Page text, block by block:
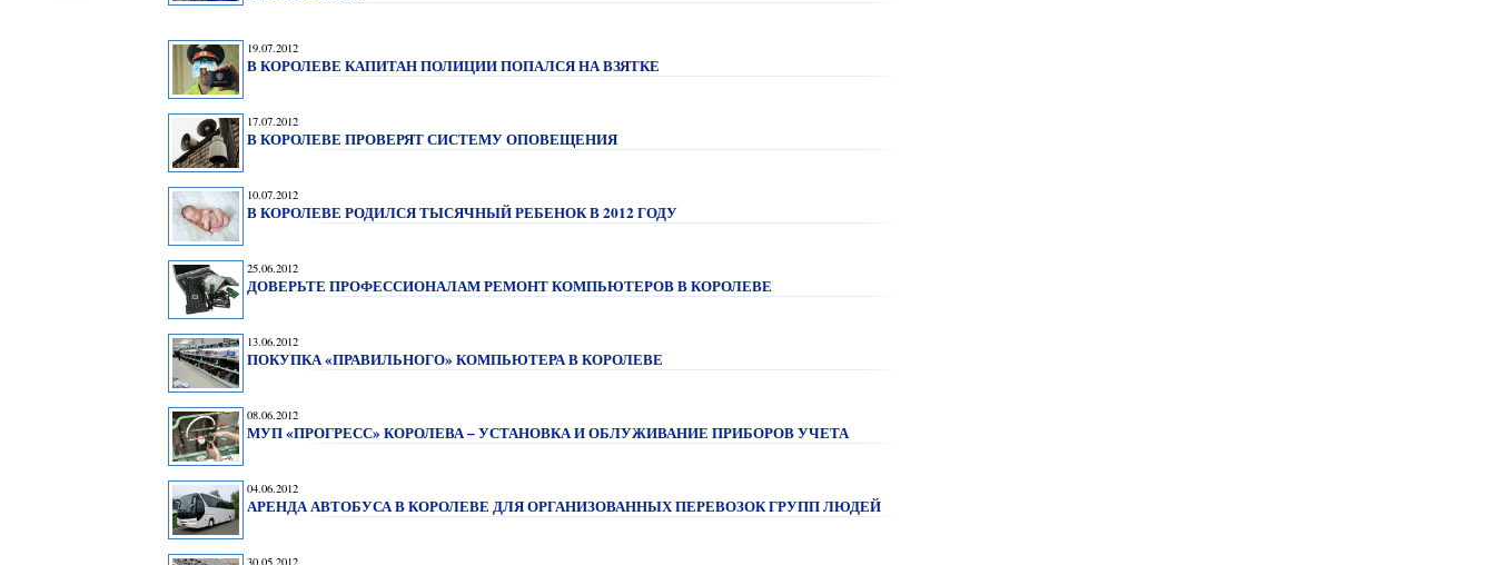
19.07.2012
В КОРОЛЕВЕ КАПИТАН ПОЛИЦИИ ПОПАЛСЯ НА ВЗЯТКЕ
17.07.2012
В КОРОЛЕВЕ ПРОВЕРЯТ СИСТЕМУ ОПОВЕЩЕНИЯ
10.07.2012
В КОРОЛЕВЕ РОДИЛСЯ ТЫСЯЧНЫЙ РЕБЕНОК В 2012 ГОДУ
25.06.2012
ДОВЕРЬТЕ ПРОФЕССИОНАЛАМ РЕМОНТ КОМПЬЮТЕРОВ В КОРОЛЕВЕ
13.06.2012
ПОКУПКА «ПРАВИЛЬНОГО» КОМПЬЮТЕРА В КОРОЛЕВЕ
08.06.2012
МУП «ПРОГРЕСС» КОРОЛЕВА – УСТАНОВКА И ОБЛУЖИВАНИЕ ПРИБОРОВ УЧЕТА
04.06.2012
АРЕНДА АВТОБУСА В КОРОЛЕВЕ ДЛЯ ОРГАНИЗОВАННЫХ ПЕРЕВОЗОК ГРУПП ЛЮДЕЙ